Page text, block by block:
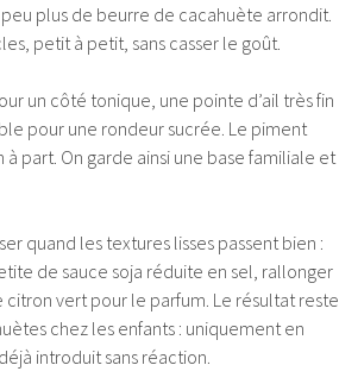
plus de beurre de cacahuète arrondit.
petit à petit, sans casser le goût.
un côté tonique, une pointe d’ail très fin
pour une rondeur sucrée. Le piment
part. On garde ainsi une base familiale et
quand les textures lisses passent bien :
de sauce soja réduite en sel, rallonger
vert pour le parfum. Le résultat reste
chez les enfants : uniquement en
introduit sans réaction.